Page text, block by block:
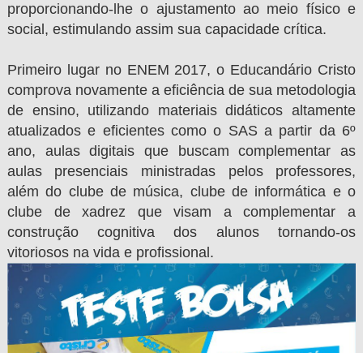
proporcionando-lhe o ajustamento ao meio físico e
social, estimulando assim sua capacidade crítica.
Primeiro lugar no ENEM 2017, o Educandário Cristo
comprova novamente a eficiência de sua metodologia
de ensino, utilizando materiais didáticos altamente
atualizados e eficientes como o SAS a partir da 6º
ano, aulas digitais que buscam complementar as
aulas presenciais ministradas pelos professores,
além do clube de música, clube de informática e o
clube de xadrez que visam a complementar a
construção cognitiva dos alunos tornando-os
vitoriosos na vida e profissional.